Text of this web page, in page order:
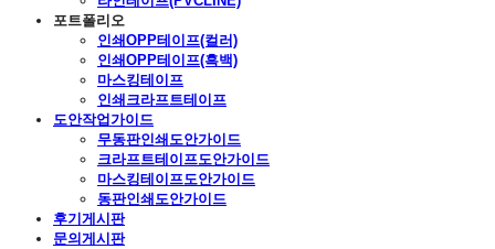
포트폴리오
인쇄OPP테이프(컬러)
인쇄OPP테이프(흑백)
마스킹테이프
인쇄크라프트테이프
도안작업가이드
무동판인쇄도안가이드
크라프트테이프도안가이드
마스킹테이프도안가이드
동판인쇄도안가이드
후기게시판
문의게시판